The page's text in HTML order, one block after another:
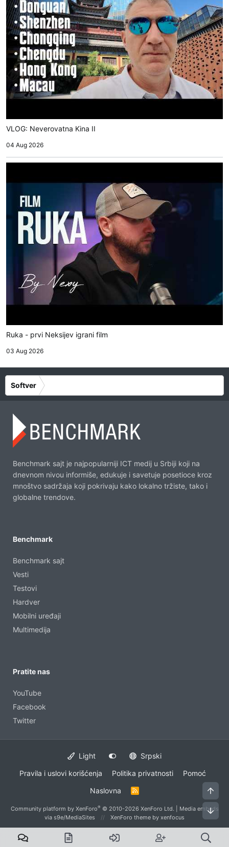
VLOG: Neverovatna Kina II
04 Aug 2026
Ruka - prvi Neksijev igrani film
03 Aug 2026
Softver
Benchmark sajt je najpopularniji ICT medij u Srbiji koji na
dnevnom nivou informiše, edukuje i savetuje posetioce kroz
mnoštvo sadržaja koji pokrivaju kako lokalno tržiste, tako i
globalne trendove.
Benchmark
Benchmark sajt
Vesti
Testovi
Hardver
Mobilni uređaji
Multimedija
Pratite nas
YouTube
Facebook
Twitter
Light
Srpski
Pravila i uslovi korišćenja
Politika privatnosti
Pomoć
Naslovna
R
S
Community platform by XenForo® © 2010-2026 XenForo Ltd.
Media embeds
via s9e/MediaSites
XenForo theme by xenfocus
Dno